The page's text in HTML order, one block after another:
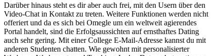
Darüber hinaus steht es dir aber auch frei, mit den Usern über den
Video-Chat in Kontakt zu treten. Weitere Funktionen werden nicht
offeriert und da es sich bei Omegle um ein weltweit agierendes
Portal handelt, sind die Erfolgsaussichten auf ernsthaftes Dating
auch sehr gering. Mit einer College E-Mail-Adresse kannst du mit
anderen Studenten chatten. Wie gewohnt mit personalisierter